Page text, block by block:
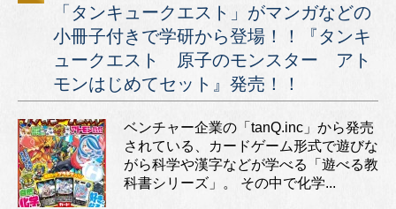
「タンキュークエスト」がマンガなどの
小冊子付きで学研から登場！！『タンキ
ュークエスト 原子のモンスター アト
モンはじめてセット』発売！！
ベンチャー企業の「tanQ.inc」から発売
されている、カードゲーム形式で遊びな
がら科学や漢字などが学べる「遊べる教
科書シリーズ」。 その中で化学...